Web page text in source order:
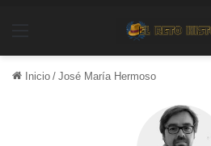
Inicio / José María Hermoso